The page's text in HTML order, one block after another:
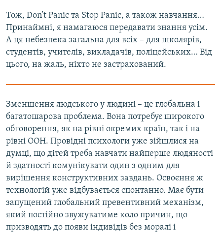
Тож, Don’t Panic та Stop Panic, а також навчання…
Принаймні, я намагаюся передавати знання усім.
А ця небезпека загальна для всіх – для школярів,
студентів, учителів, викладачів, поліцейських… Від
цього, на жаль, ніхто не застрахований.
Зменшення людського у людині – це глобальна і
багатошарова проблема. Вона потребує широкого
обговорення, як на рівні окремих країн, так і на
рівні ООН. Провідні психологи уже зійшлися на
думці, що дітей треба навчати найперше людяності
й здатності комунікувати один з одним для
вирішення конструктивних завдань. Освоєння ж
технологій уже відбувається спонтанно. Має бути
запущений глобальний превентивний механізм,
який постійно звужуватиме коло причин, що
призводять до появи індивідів без моралі і